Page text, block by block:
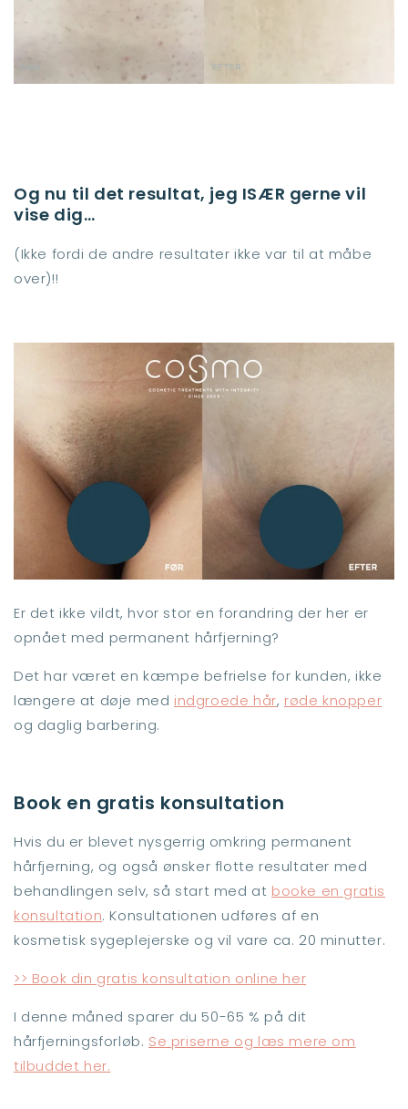
Og nu til det resultat, jeg ISÆR gerne vil
vise dig…
(Ikke fordi de andre resultater ikke var til at måbe
over)!!
Er det ikke vildt, hvor stor en forandring der her er
opnået med permanent hårfjerning?
Det har været en kæmpe befrielse for kunden, ikke
længere at døje med indgroede hår, røde knopper
og daglig barbering.
Book en gratis konsultation
Hvis du er blevet nysgerrig omkring permanent
hårfjerning, og også ønsker flotte resultater med
behandlingen selv, så start med at booke en gratis
konsultation. Konsultationen udføres af en
kosmetisk sygeplejerske og vil vare ca. 20 minutter.
>> Book din gratis konsultation online her
I denne måned sparer du 50-65 % på dit
hårfjerningsforløb. Se priserne og læs mere om
tilbuddet her.